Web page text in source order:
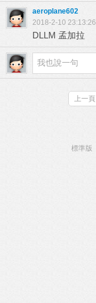
aeroplane602
2018-2-10 23:13:26
DLLM 孟加拉
上一頁
標準版